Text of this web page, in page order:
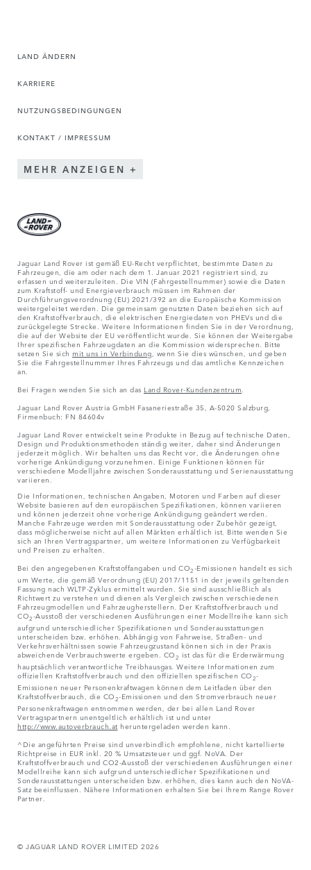
LAND ÄNDERN
KARRIERE
NUTZUNGSBEDINGUNGEN
KONTAKT / IMPRESSUM
MEHR ANZEIGEN
Jaguar Land Rover ist gemäß EU-Recht verpflichtet, bestimmte Daten zu
Fahrzeugen, die am oder nach dem 1. Januar 2021 registriert sind, zu
erfassen und weiterzuleiten. Die VIN (Fahrgestellnummer) sowie die Daten
zum Kraftstoff- und Energieverbrauch müssen im Rahmen der
Durchführungsverordnung (EU) 2021/392 an die Europäische Kommission
weitergeleitet werden. Die gemeinsam genutzten Daten beziehen sich auf
den Kraftstoffverbrauch, die elektrischen Energiedaten von PHEVs und die
zurückgelegte Strecke. Weitere Informationen finden Sie in der Verordnung,
die auf der Website der EU veröffentlicht wurde. Sie können der Weitergabe
Ihrer spezifischen Fahrzeugdaten an die Kommission widersprechen. Bitte
setzen Sie sich mit uns in Verbindung , wenn Sie dies wünschen, und geben
Sie die Fahrgestellnummer Ihres Fahrzeugs und das amtliche Kennzeichen
an.
Bei Fragen wenden Sie sich an das Land Rover-Kundenzentrum
Jaguar Land Rover Austria GmbH Fasaneriestraße 35, A-5020 Salzburg,
Firmenbuch: FN 84604v
Jaguar Land Rover entwickelt seine Produkte in Bezug auf technische Daten,
Design und Produktionsmethoden ständig weiter, daher sind Änderungen
jederzeit möglich. Wir behalten uns das Recht vor, die Änderungen ohne
vorherige Ankündigung vorzunehmen. Einige Funktionen können für
verschiedene Modelljahre zwischen Sonderausstattung und Serienausstattung
variieren.
Die Informationen, technischen Angaben, Motoren und Farben auf dieser
Website basieren auf den europäischen Spezifikationen, können variieren
und können jederzeit ohne vorherige Ankündigung geändert werden.
Manche Fahrzeuge werden mit Sonderausstattung oder Zubehör gezeigt,
dass möglicherweise nicht auf allen Märkten erhältlich ist. Bitte wenden Sie
sich an Ihren Vertragspartner, um weitere Informationen zu Verfügbarkeit
und Preisen zu erhalten.
Bei den angegebenen Kraftstoffangaben und CO2-Emissionen handelt es sich
um Werte, die gemäß Verordnung (EU) 2017/1151 in der jeweils geltenden
Fassung nach WLTP-Zyklus ermittelt wurden. Sie sind ausschließlich als
Richtwert zu verstehen und dienen als Vergleich zwischen verschiedenen
Fahrzeugmodellen und Fahrzeugherstellern. Der Kraftstoffverbrauch und
CO2-Ausstoß der verschiedenen Ausführungen einer Modellreihe kann sich
aufgrund unterschiedlicher Spezifikationen und Sonderausstattungen
unterscheiden bzw. erhöhen. Abhängig von Fahrweise, Straßen- und
Verkehrsverhältnissen sowie Fahrzeugzustand können sich in der Praxis
abweichende Verbrauchswerte ergeben. CO2 ist das für die Erderwärmung
hauptsächlich verantwortliche Treibhausgas. Weitere Informationen zum
offiziellen Kraftstoffverbrauch und den offiziellen spezifischen CO2-
Emissionen neuer Personenkraftwagen können dem Leitfaden über den
Kraftstoffverbrauch, die CO2-Emissionen und den Stromverbrauch neuer
Personenkraftwagen entnommen werden, der bei allen Land Rover
Vertragspartnern unentgeltlich erhältlich ist und unter
http://www.autoverbrauch.at heruntergeladen werden kann.
^Die angeführten Preise sind unverbindlich empfohlene, nicht kartellierte
Richtpreise in EUR inkl. 20 % Umsatzsteuer und ggf. NoVA. Der
Kraftstoffverbrauch und CO2-Ausstoß der verschiedenen Ausführungen einer
Modellreihe kann sich aufgrund unterschiedlicher Spezifikationen und
Sonderausstattungen unterscheiden bzw. erhöhen, dies kann auch den NoVA-
Satz beeinflussen. Nähere Informationen erhalten Sie bei Ihrem Range Rover
Partner.
© JAGUAR LAND ROVER LIMITED 2026